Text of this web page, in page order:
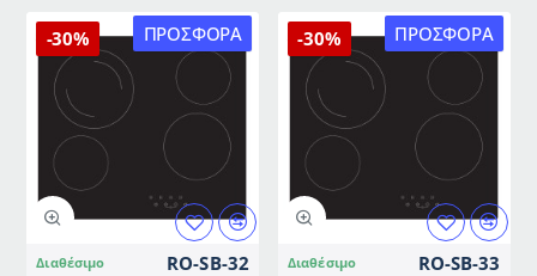
3500W
Robin
I3S20B
θέσεων
πλήκτρα
αφής
Π29xΜ52xΒ6cm
TGS
9211
THERMOGATZ
μικτές
εστίες
αερίου
ΠΡΟΣΦΟΡΆ
-30%
Διαθέσιμο RO-SB-32
ΠΡΟΣΦΟΡΆ
-30%
Διαθέσιμο RO-SB-33